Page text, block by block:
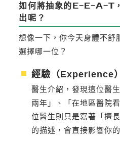
如何將抽象的E-E-A-T
出呢？
想像一下，你今天身體不舒
選擇哪一位？
經驗（Experience）
醫生介紹，發現這位醫
兩年」、「在地區醫院
位醫生則只是寫著「擅
的描述，會直接影響你